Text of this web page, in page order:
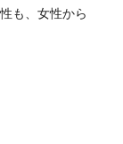
も、女性から